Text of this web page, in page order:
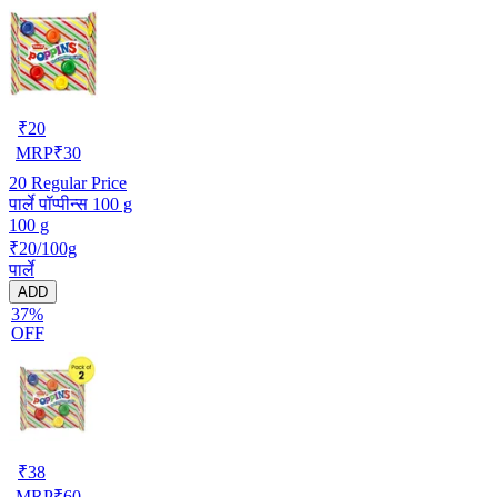
₹20
MRP₹30
20 Regular Price
पार्ले पॉप्पीन्स 100 g
100 g
₹20/100g
पार्ले
ADD
37%
OFF
₹38